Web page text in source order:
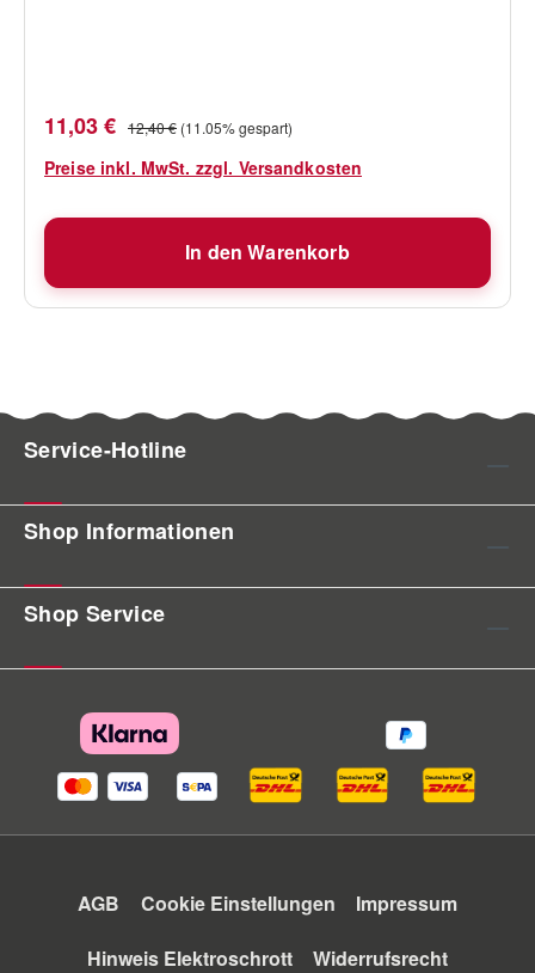
Verkaufspreis:
11,03 € Regulärer Preis:
12,40 € (11.05% gespart)
Preise inkl. MwSt. zzgl. Versandkosten
In den Warenkorb
Service-Hotline
Shop Informationen
Shop Service
AGB Cookie Einstellungen Impressum
Hinweis Elektroschrott Widerrufsrecht